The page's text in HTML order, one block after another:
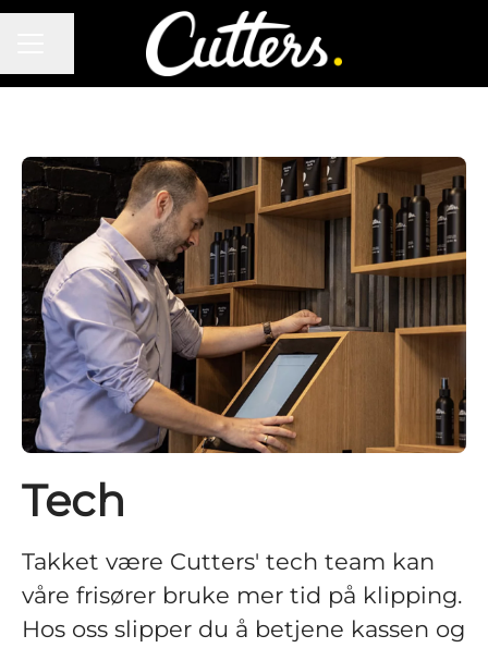
KARRIEREMENY
Tech
Takket være Cutters' tech team kan
våre frisører bruke mer tid på klipping.
Hos oss slipper du å betjene kassen og